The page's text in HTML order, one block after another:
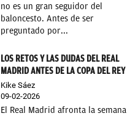
no es un gran seguidor del
baloncesto. Antes de ser
preguntado por...
LOS RETOS Y LAS DUDAS DEL REAL
MADRID ANTES DE LA COPA DEL REY
Kike Sáez
09-02-2026
El Real Madrid afronta la semana